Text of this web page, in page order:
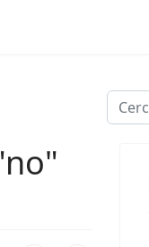
Cerca